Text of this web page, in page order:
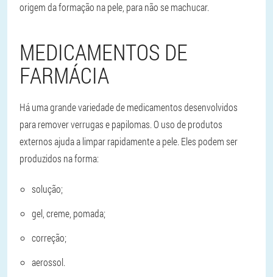
origem da formação na pele, para não se machucar.
MEDICAMENTOS DE
FARMÁCIA
Há uma grande variedade de medicamentos desenvolvidos
para remover verrugas e papilomas. O uso de produtos
externos ajuda a limpar rapidamente a pele. Eles podem ser
produzidos na forma:
solução;
gel, creme, pomada;
correção;
aerossol.